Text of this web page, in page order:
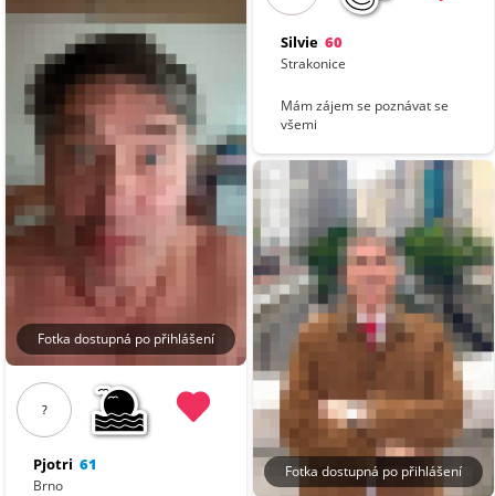
Fotka dostupná po přihlášení
?
Pjotri 61
Brno
Silvie 60
Strakonice
Mám zájem se poznávat se
všemi
Fotka dostupná po přihlášení